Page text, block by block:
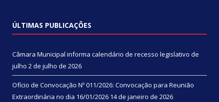
ÚLTIMAS PUBLICAÇÕES
Câmara Municipal informa calendário de recesso legislativo de
julho 2 de julho de 2026
Ofício de Convocação Nº 011/2026: Convocação para Reunião
Extraordinária no dia 16/01/2026 14 de janeiro de 2026